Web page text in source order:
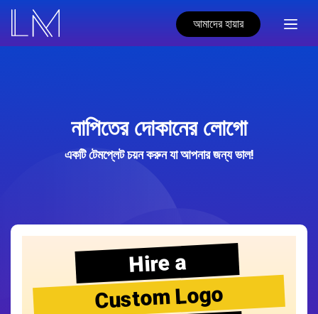
আমাদের হায়ার
নাপিতের দোকানের লোগো
একটি টেমপ্লেট চয়ন করুন যা আপনার জন্য ভাল!
Hire a
Custom Logo